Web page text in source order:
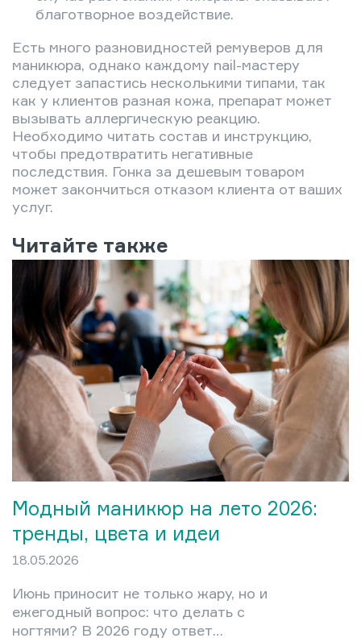
благотворное воздействие.
Есть много разновидностей ремуверов для
маникюра, однако каждому nail-мастеру
следует запастись несколькими типами, так
как у клиентов разная кожа, препарат может
вызывать аллергическую реакцию.
Необходимо читать состав и инструкцию,
чтобы предотвратить негативные
последствия. Гонка за дешевым товаром
может закончиться отказом клиента от ваших
услуг.
Читайте также
Модный маникюр на лето 2026:
тренды, цвета и идеи
18.05.2026
Июнь приносит не только жару, но и
ежегодный вопрос: что делать с
ногтями? В 2026 году ответ